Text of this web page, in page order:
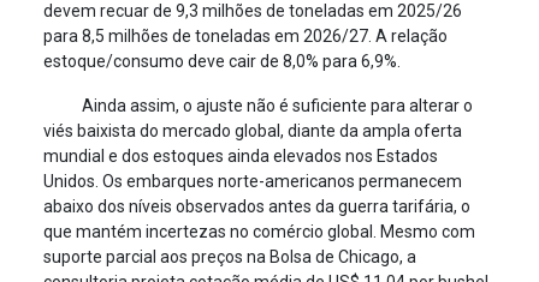
devem recuar de 9,3 milhões de toneladas em 2025/26
para 8,5 milhões de toneladas em 2026/27. A relação
estoque/consumo deve cair de 8,0% para 6,9%.
Ainda assim, o ajuste não é suficiente para alterar o
viés baixista do mercado global, diante da ampla oferta
mundial e dos estoques ainda elevados nos Estados
Unidos. Os embarques norte-americanos permanecem
abaixo dos níveis observados antes da guerra tarifária, o
que mantém incertezas no comércio global. Mesmo com
suporte parcial aos preços na Bolsa de Chicago, a